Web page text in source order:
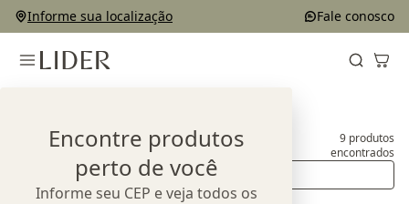
Informe sua localização Fale conosco
Encontre produtos
perto de você
Informe seu CEP e veja todos os
Complementos e Decorações 9 produtos
encontrados
Ordenar